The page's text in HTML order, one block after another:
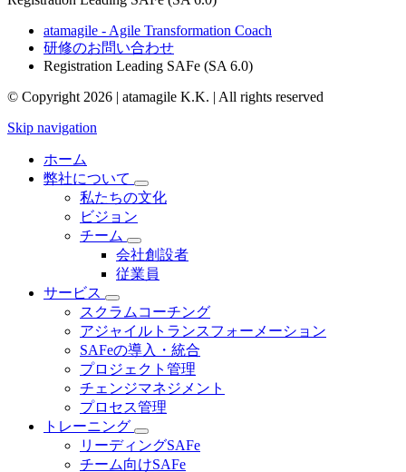
atamagile - Agile Transformation Coach
研修のお問い合わせ
Registration Leading SAFe (SA 6.0)
© Copyright 2026 | atamagile K.K. | All rights reserved
Skip navigation
ホーム
弊社について
私たちの文化
ビジョン
チーム
会社創設者
従業員
サービス
スクラムコーチング
アジャイルトランスフォーメーション
SAFeの導入・統合
プロジェクト管理
チェンジマネジメント
プロセス管理
トレーニング
リーディングSAFe
チーム向けSAFe